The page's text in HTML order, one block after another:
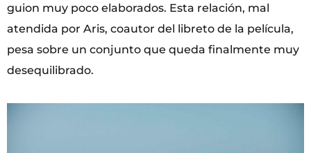
guion muy poco elaborados. Esta relación, mal
atendida por Aris, coautor del libreto de la película,
pesa sobre un conjunto que queda finalmente muy
desequilibrado.